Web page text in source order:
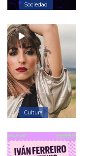
Sociedad
Cultura